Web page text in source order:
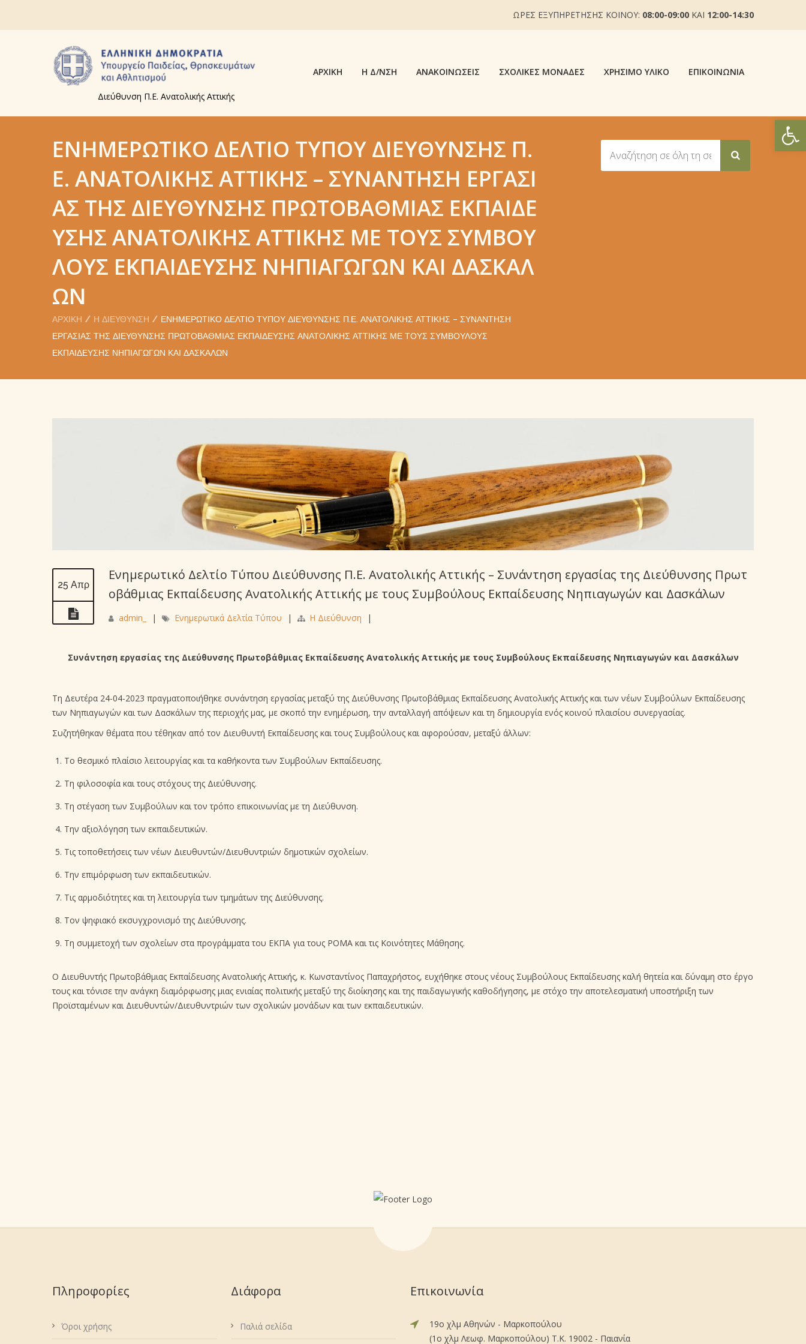
ΩΡΕΣ ΕΞΥΠΗΡΕΤΗΣΗΣ ΚΟΙΝΟΥ: 08:00-09:00 ΚΑΙ 12:00-14:30
Διεύθυνση Π.Ε. Ανατολικής Αττικής
ΑΡΧΙΚΉ Η Δ/ΝΣΗ ΑΝΑΚΟΙΝΏΣΕΙΣ ΣΧΟΛΙΚΈΣ ΜΟΝΆΔΕΣ ΧΡΉΣΙΜΟ ΥΛΙΚΌ ΕΠΙΚΟΙΝΩΝΊΑ
ΕΝΗΜΕΡΩΤΙΚΌ ΔΕΛΤΊΟ ΤΎΠΟΥ ΔΙΕΎΘΥΝΣΗΣ Π.
Ε. ΑΝΑΤΟΛΙΚΉΣ ΑΤΤΙΚΉΣ – ΣΥΝΆΝΤΗΣΗ ΕΡΓΑΣΊ
ΑΣ ΤΗΣ ΔΙΕΎΘΥΝΣΗΣ ΠΡΩΤΟΒΆΘΜΙΑΣ ΕΚΠΑΊΔΕ
ΥΣΗΣ ΑΝΑΤΟΛΙΚΉΣ ΑΤΤΙΚΉΣ ΜΕ ΤΟΥΣ ΣΥΜΒΟΎ
ΛΟΥΣ ΕΚΠΑΊΔΕΥΣΗΣ ΝΗΠΙΑΓΩΓΏΝ ΚΑΙ ΔΑΣΚΆΛ
ΩΝ
ΑΡΧΙΚΉ Η ΔΙΕΎΘΥΝΣΗ
ΕΝΗΜΕΡΩΤΙΚΌ ΔΕΛΤΊΟ ΤΎΠΟΥ ΔΙΕΎΘΥΝΣΗΣ Π.Ε. ΑΝΑΤΟΛΙΚΉΣ ΑΤΤΙΚΉΣ – ΣΥΝΆΝΤΗΣΗ
ΕΡΓΑΣΊΑΣ ΤΗΣ ΔΙΕΎΘΥΝΣΗΣ ΠΡΩΤΟΒΆΘΜΙΑΣ ΕΚΠΑΊΔΕΥΣΗΣ ΑΝΑΤΟΛΙΚΉΣ ΑΤΤΙΚΉΣ ΜΕ ΤΟΥΣ ΣΥΜΒΟΎΛΟΥΣ
ΕΚΠΑΊΔΕΥΣΗΣ ΝΗΠΙΑΓΩΓΏΝ ΚΑΙ ΔΑΣΚΆΛΩΝ
25 Απρ
Ενημερωτικό Δελτίο Τύπου Διεύθυνσης Π.Ε. Ανατολικής Αττικής – Συνάντηση εργασίας της Διεύθυνσης Πρωτ
οβάθμιας Εκπαίδευσης Ανατολικής Αττικής με τους Συμβούλους Εκπαίδευσης Νηπιαγωγών και Δασκάλων
admin_ | Ενημερωτικά Δελτία Τύπου | Η Διεύθυνση |
Συνάντηση εργασίας της Διεύθυνσης Πρωτοβάθμιας Εκπαίδευσης Ανατολικής Αττικής με τους Συμβούλους Εκπαίδευσης Νηπιαγωγών και Δασκάλων
Τη Δευτέρα 24-04-2023 πραγματοποιήθηκε συνάντηση εργασίας μεταξύ της Διεύθυνσης Πρωτοβάθμιας Εκπαίδευσης Ανατολικής Αττικής και των νέων Συμβούλων Εκπαίδευσης
των Νηπιαγωγών και των Δασκάλων της περιοχής μας, με σκοπό την ενημέρωση, την ανταλλαγή απόψεων και τη δημιουργία ενός κοινού πλαισίου συνεργασίας.
Συζητήθηκαν θέματα που τέθηκαν από τον Διευθυντή Εκπαίδευσης και τους Συμβούλους και αφορούσαν, μεταξύ άλλων:
Το θεσμικό πλαίσιο λειτουργίας και τα καθήκοντα των Συμβούλων Εκπαίδευσης.
Τη φιλοσοφία και τους στόχους της Διεύθυνσης.
Τη στέγαση των Συμβούλων και τον τρόπο επικοινωνίας με τη Διεύθυνση.
Την αξιολόγηση των εκπαιδευτικών.
Τις τοποθετήσεις των νέων Διευθυντών/Διευθυντριών δημοτικών σχολείων.
Την επιμόρφωση των εκπαιδευτικών.
Τις αρμοδιότητες και τη λειτουργία των τμημάτων της Διεύθυνσης.
Τον ψηφιακό εκσυγχρονισμό της Διεύθυνσης.
Τη συμμετοχή των σχολείων στα προγράμματα του ΕΚΠΑ για τους ΡΟΜΑ και τις Κοινότητες Μάθησης.
Ο Διευθυντής Πρωτοβάθμιας Εκπαίδευσης Ανατολικής Αττικής, κ. Κωνσταντίνος Παπαχρήστος, ευχήθηκε στους νέους Συμβούλους Εκπαίδευσης καλή θητεία και δύναμη στο έργο
τους και τόνισε την ανάγκη διαμόρφωσης μιας ενιαίας πολιτικής μεταξύ της διοίκησης και της παιδαγωγικής καθοδήγησης, με στόχο την αποτελεσματική υποστήριξη των
Προϊσταμένων και Διευθυντών/Διευθυντριών των σχολικών μονάδων και των εκπαιδευτικών.
Πληροφορίες
Όροι χρήσης
Διάφορα
Παλιά σελίδα
Επικοινωνία
19ο χλμ Αθηνών - Μαρκοπούλου
(1ο χλμ Λεωφ. Μαρκοπούλου) Τ.Κ. 19002 - Παιανία